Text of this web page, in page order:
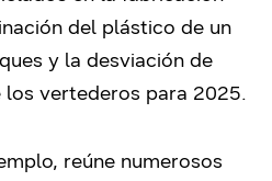
del plástico de un
y la desviación de
vertederos para 2025.
reúne numerosos